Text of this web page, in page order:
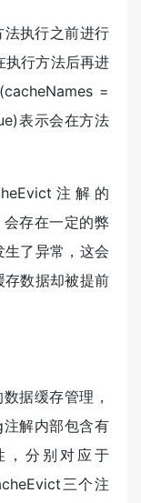
执行之前进行
执行方法后再进
=
表示会在方法
注解的
存在一定的弊
了异常，这会
存数据却被提前
据缓存管理，
解内部包含有
，分别对应于
三个注